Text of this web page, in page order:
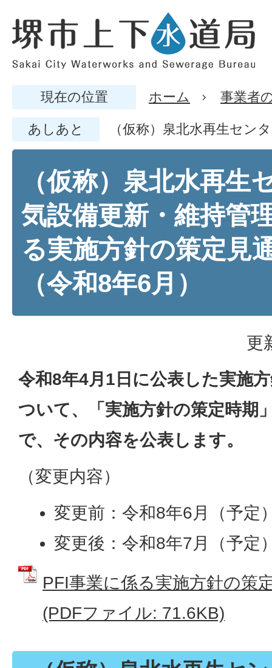
現在の位置 ホーム 事業者
あしあと （仮称）泉北水再生セン
（仮称）泉北水再生
気設備更新・維持管
る実施方針の策定見
（令和8年6月）
更
令和8年4月1日に公表した実施
ついて、「実施方針の策定時期
で、その内容を公表します。
（変更内容）
変更前：令和8年6月（予定
変更後：令和8年7月（予定
PFI事業に係る実施方針の策
(PDFファイル: 71.6KB)